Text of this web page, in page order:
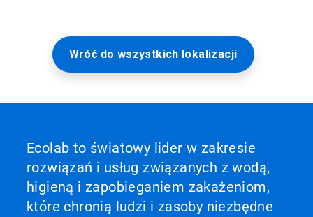
Wróć do wszystkich lokalizacji
Ecolab to światowy lider w zakresie
rozwiązań i usług związanych z wodą,
higieną i zapobieganiem zakażeniom,
które chronią ludzi i zasoby niezbędne